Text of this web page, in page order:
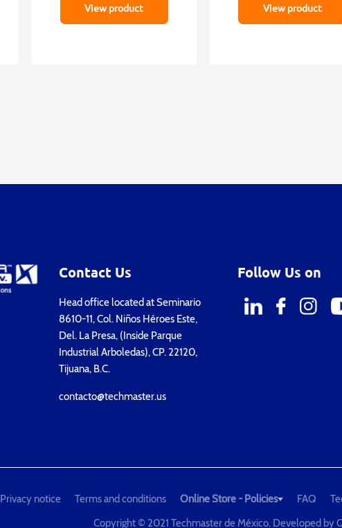
View product View product
Contact Us
Head office located at Seminario
8610-11, Col. Niños Héroes Este,
Del. La Presa, (Inside Parque
Industrial Arboledas), CP. 22120,
Tijuana, B.C.
contacto@techmaster.us
Follow Us on
Privacy notice Terms and conditions Online Store - Policies FAQ
Copyright © 2021 Techmaster de México. Developed by